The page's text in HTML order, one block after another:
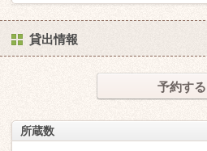
貸出情報
予約する
所蔵数